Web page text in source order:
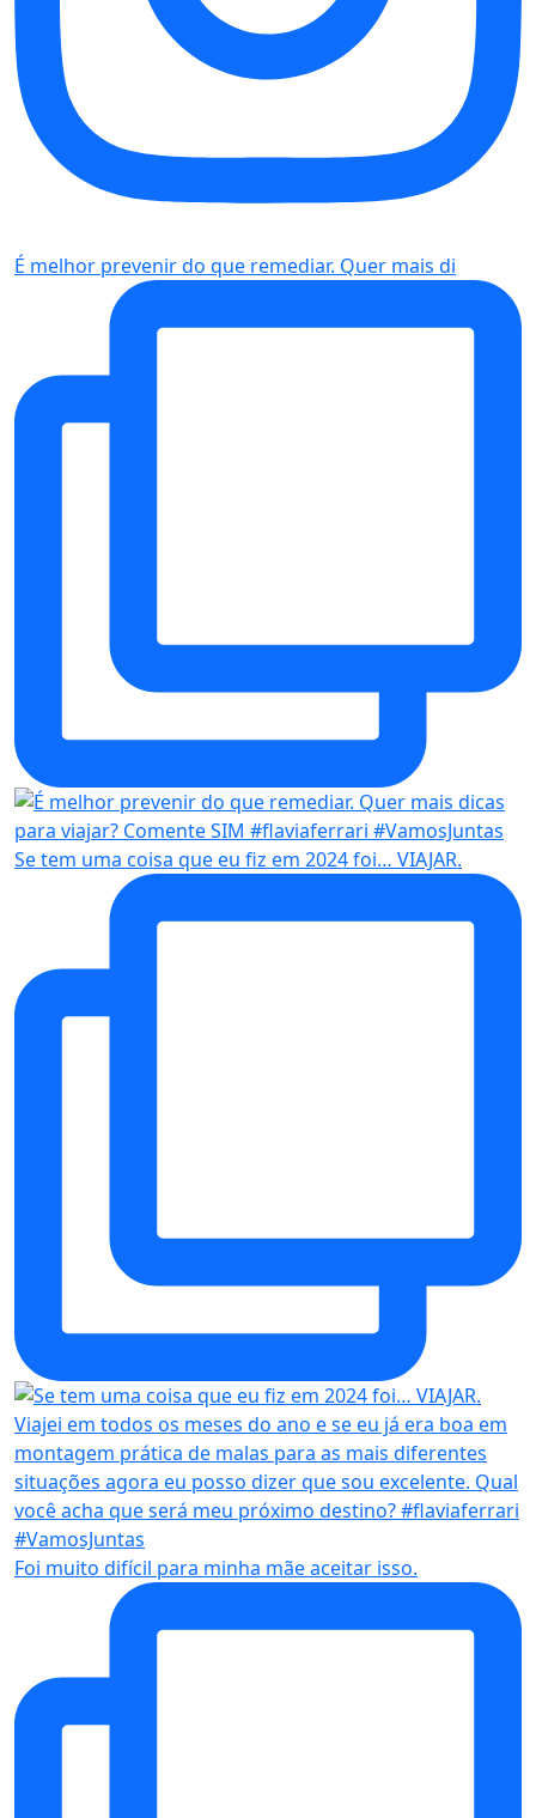
É melhor prevenir do que remediar. Quer mais di
Se tem uma coisa que eu fiz em 2024 foi… VIAJAR.
Foi muito difícil para minha mãe aceitar isso.